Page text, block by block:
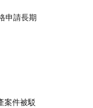
申請長期
案件被駁